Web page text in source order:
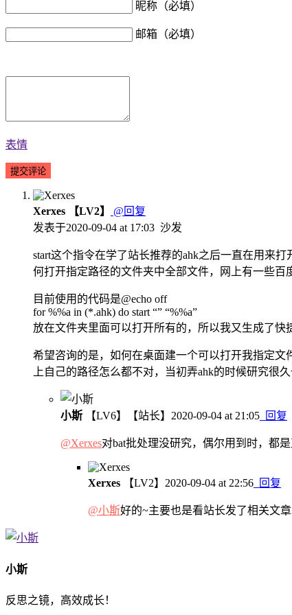
昵称（必填）
邮箱（必填）
表情
Xerxes 【LV2】
@回复
发表于2020-09-04 at 17:03 沙发
start这个指令在学了站长推荐的ahk之后一直在用来
何打开指定路径的文件夹中全部文件，网上有一些百
目前使用的代码是@echo off
for %%a in (*.ahk) do start “” “%%a”
放在文件夹里面可以打开所有的，所以我又生成了快
希望咨询的是，如何在桌面建一个可以打开我指定
上自己的路径怎么都不对，当初弄ahk的时候研究很
小斯 【LV6】 【站长】 2020-09-04 at 21:05 回复
@Xerxes对bat批处理没研究，偶尔用到时，都
Xerxes 【LV2】 2020-09-04 at 22:56 回复
@小斯好的~主要也是看站长发了相关文
小斯
反思之镜，高效成长！